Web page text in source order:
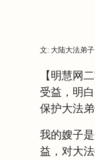
文: 大陆大法弟
【明慧网
受益，明
保护大法弟
我的嫂子
益，对大